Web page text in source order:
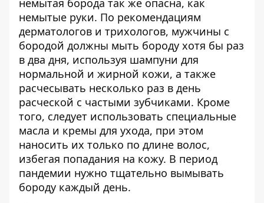
немытая борода так же опасна, как
немытые руки. По рекомендациям
дерматологов и трихологов, мужчины с
бородой должны мыть бороду хотя бы раз
в два дня, используя шампуни для
нормальной и жирной кожи, а также
расчесывать несколько раз в день
расческой с частыми зубчиками. Кроме
того, следует использовать специальные
масла и кремы для ухода, при этом
наносить их только по длине волос,
избегая попадания на кожу. В период
пандемии нужно тщательно вымывать
бороду каждый день.